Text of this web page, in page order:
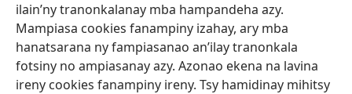
ilain’ny tranonkalanay mba hampandeha azy.
Mampiasa cookies fanampiny izahay, ary mba
hanatsarana ny fampiasanao an’ilay tranonkala
fotsiny no ampiasanay azy. Azonao ekena na lavina
ireny cookies fanampiny ireny. Tsy hamidinay mihitsy
FITEHIRIZAM-BOKIN’NY Vavolombelon’i Jehovah
(manokatra
rohy)
JW Hub
(manokatra
rohy)
JW Library